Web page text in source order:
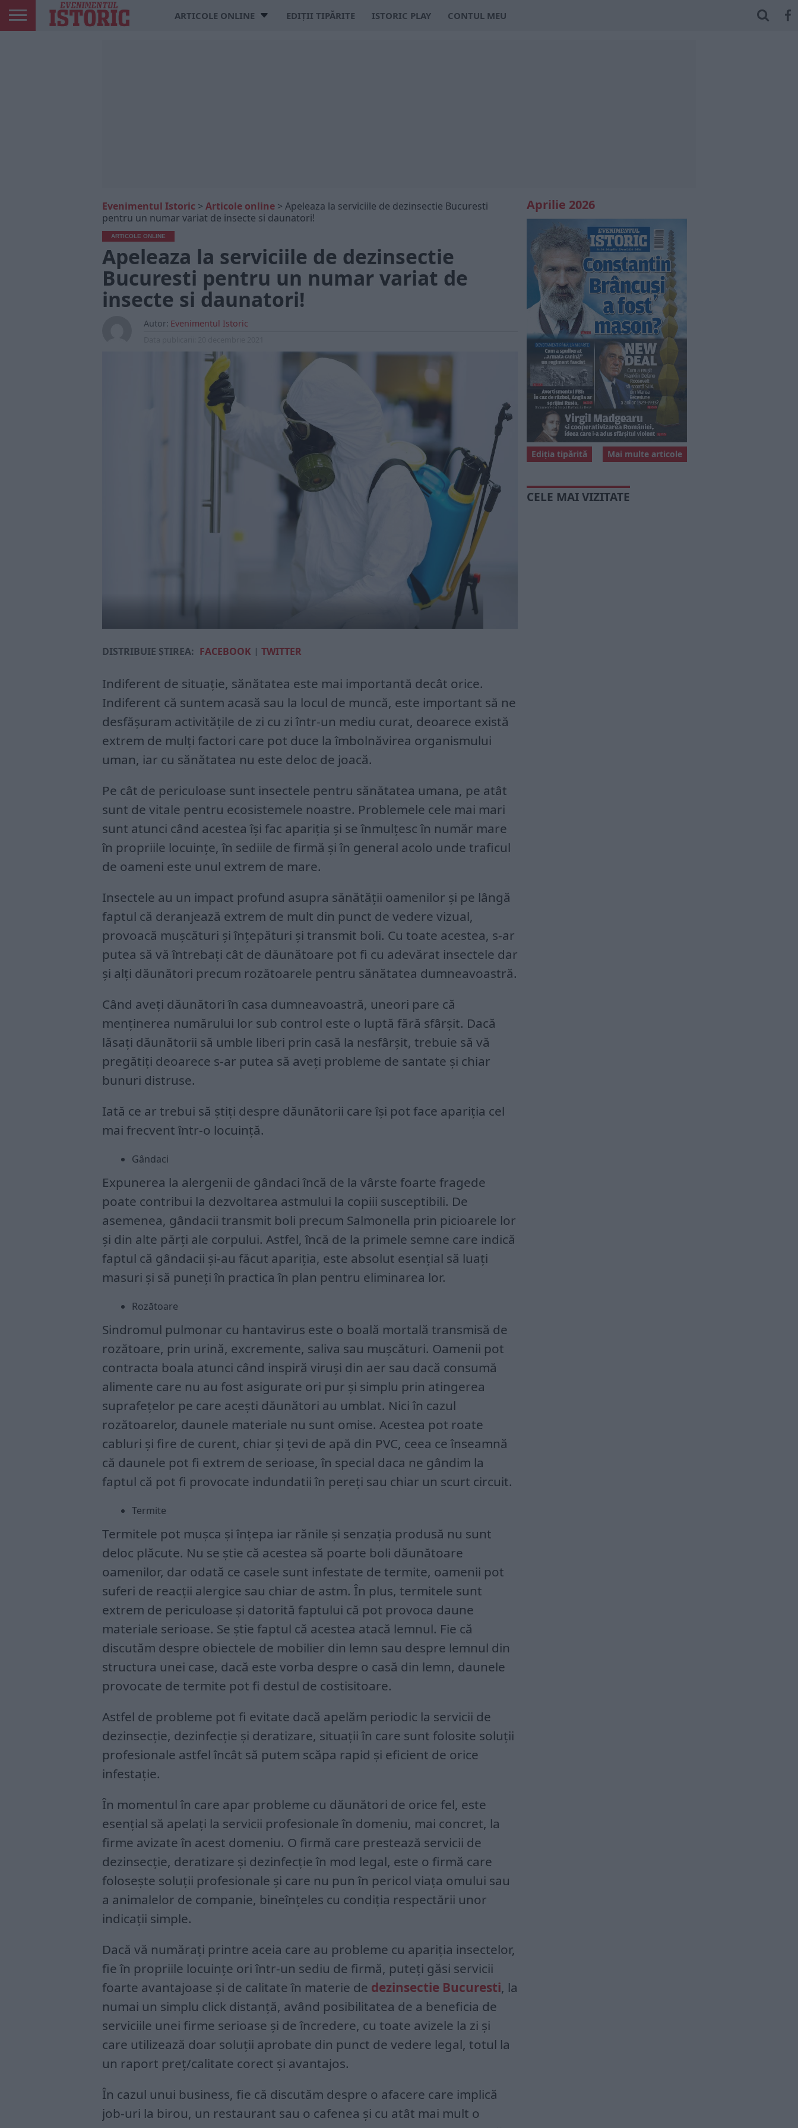
ARTICOLE ONLINE EDIȚII TIPĂRITE ISTORIC PLAY CONTUL MEU
Evenimentul Istoric > Articole online > Apeleaza la serviciile de dezinsectie Bucuresti
pentru un numar variat de insecte si daunatori!
ARTICOLE ONLINE
Apeleaza la serviciile de dezinsectie
Bucuresti pentru un numar variat de
insecte si daunatori!
Autor: Evenimentul Istoric
DISTRIBUIE ȘTIREA: FACEBOOK | TWITTER
Indiferent de situație, sănătatea este mai importantă decât orice.
Indiferent că suntem acasă sau la locul de muncă, este important să ne
desfășuram activitățile de zi cu zi într-un mediu curat, deoarece există
extrem de mulți factori care pot duce la îmbolnăvirea organismului
uman, iar cu sănătatea nu este deloc de joacă.
Pe cât de periculoase sunt insectele pentru sănătatea umana, pe atât
sunt de vitale pentru ecosistemele noastre. Problemele cele mai mari
sunt atunci când acestea își fac apariția și se înmulțesc în număr mare
în propriile locuințe, în sediile de firmă și în general acolo unde traficul
de oameni este unul extrem de mare.
Insectele au un impact profund asupra sănătății oamenilor și pe lângă
faptul că deranjează extrem de mult din punct de vedere vizual,
provoacă mușcături și înțepături și transmit boli. Cu toate acestea, s-ar
putea să vă întrebați cât de dăunătoare pot fi cu adevărat insectele dar
și alți dăunători precum rozătoarele pentru sănătatea dumneavoastră.
Când aveți dăunători în casa dumneavoastră, uneori pare că
menținerea numărului lor sub control este o luptă fără sfârșit. Dacă
lăsați dăunătorii să umble liberi prin casă la nesfârșit, trebuie să vă
pregătiți deoarece s-ar putea să aveți probleme de santate și chiar
bunuri distruse.
Iată ce ar trebui să știți despre dăunătorii care își pot face apariția cel
mai frecvent într-o locuință.
Gândaci
Expunerea la alergenii de gândaci încă de la vârste foarte fragede
poate contribui la dezvoltarea astmului la copiii susceptibili. De
asemenea, gândacii transmit boli precum Salmonella prin picioarele lor
și din alte părți ale corpului. Astfel, încă de la primele semne care indică
faptul că gândacii și-au făcut apariția, este absolut esențial să luați
masuri și să puneți în practica în plan pentru eliminarea lor.
Rozătoare
Sindromul pulmonar cu hantavirus este o boală mortală transmisă de
rozătoare, prin urină, excremente, saliva sau mușcături. Oamenii pot
contracta boala atunci când inspiră viruși din aer sau dacă consumă
alimente care nu au fost asigurate ori pur și simplu prin atingerea
suprafețelor pe care acești dăunători au umblat. Nici în cazul
rozătoarelor, daunele materiale nu sunt omise. Acestea pot roate
cabluri și fire de curent, chiar și țevi de apă din PVC, ceea ce înseamnă
că daunele pot fi extrem de serioase, în special daca ne gândim la
faptul că pot fi provocate indundatii în pereți sau chiar un scurt circuit.
Termite
Termitele pot mușca și înțepa iar rănile și senzația produsă nu sunt
deloc plăcute. Nu se știe că acestea să poarte boli dăunătoare
oamenilor, dar odată ce casele sunt infestate de termite, oamenii pot
suferi de reacții alergice sau chiar de astm. În plus, termitele sunt
extrem de periculoase și datorită faptului că pot provoca daune
materiale serioase. Se știe faptul că acestea atacă lemnul. Fie că
discutăm despre obiectele de mobilier din lemn sau despre lemnul din
structura unei case, dacă este vorba despre o casă din lemn, daunele
provocate de termite pot fi destul de costisitoare.
Astfel de probleme pot fi evitate dacă apelăm periodic la servicii de
dezinsecție, dezinfecție și deratizare, situații în care sunt folosite soluții
profesionale astfel încât să putem scăpa rapid și eficient de orice
infestație.
În momentul în care apar probleme cu dăunători de orice fel, este
esențial să apelați la servicii profesionale în domeniu, mai concret, la
firme avizate în acest domeniu. O firmă care prestează servicii de
dezinsecție, deratizare și dezinfecție în mod legal, este o firmă care
folosește soluții profesionale și care nu pun în pericol viața omului sau
a animalelor de companie, bineînțeles cu condiția respectării unor
indicații simple.
Dacă vă numărați printre aceia care au probleme cu apariția insectelor,
fie în propriile locuințe ori într-un sediu de firmă, puteți găsi servicii
foarte avantajoase și de calitate în materie de dezinsectie Bucuresti, la
numai un simplu click distanță, având posibilitatea de a beneficia de
serviciile unei firme serioase și de încredere, cu toate avizele la zi și
care utilizează doar soluții aprobate din punct de vedere legal, totul la
un raport preț/calitate corect și avantajos.
În cazul unui business, fie că discutăm despre o afacere care implică
job-uri la birou, un restaurant sau o cafenea și cu atât mai mult o
Aprilie 2026
Mai multe articole
Ediția tipărită
CELE MAI VIZITATE